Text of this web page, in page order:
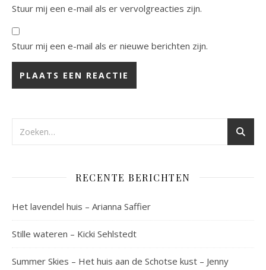
Stuur mij een e-mail als er vervolgreacties zijn.
Stuur mij een e-mail als er nieuwe berichten zijn.
RECENTE BERICHTEN
Het lavendel huis – Arianna Saffier
Stille wateren – Kicki Sehlstedt
Summer Skies – Het huis aan de Schotse kust – Jenny